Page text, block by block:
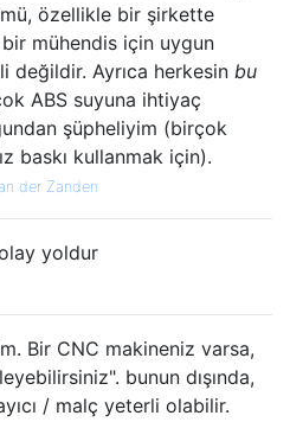
özellikle bir şirkette
bir mühendis için uygun
değildir. Ayrıca herkesin bu
ABS suyuna ihtiyaç
şüpheliyim (birçok
baskı kullanmak için).
der Zanden
yoldur
Bir CNC makineniz varsa,
bunun dışında,
/ malç yeterli olabilir.